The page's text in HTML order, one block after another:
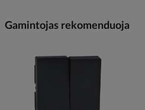
Gamintojas rekomenduoja